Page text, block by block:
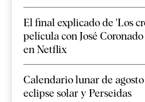
El final explicado de 'Los
película con José
en Netflix
Calendario lunar de agosto
eclipse solar y Perseidas